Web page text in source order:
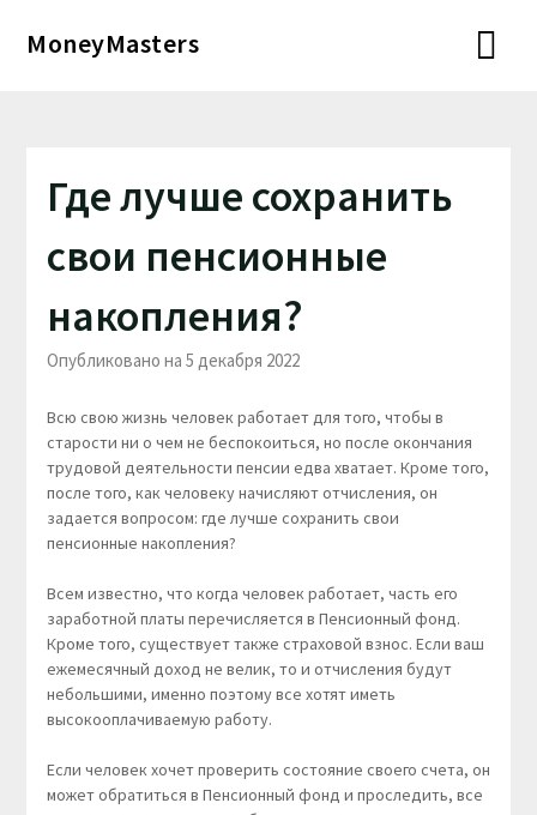
MoneyMasters
Где лучше сохранить
свои пенсионные
накопления?
Опубликовано на 5 декабря 2022
Всю свою жизнь человек работает для того, чтобы в
старости ни о чем не беспокоиться, но после окончания
трудовой деятельности пенсии едва хватает. Кроме того,
после того, как человеку начисляют отчисления, он
задается вопросом: где лучше сохранить свои
пенсионные накопления?
Всем известно, что когда человек работает, часть его
заработной платы перечисляется в Пенсионный фонд.
Кроме того, существует также страховой взнос. Если ваш
ежемесячный доход не велик, то и отчисления будут
небольшими, именно поэтому все хотят иметь
высокооплачиваемую работу.
Если человек хочет проверить состояние своего счета, он
может обратиться в Пенсионный фонд и проследить, все